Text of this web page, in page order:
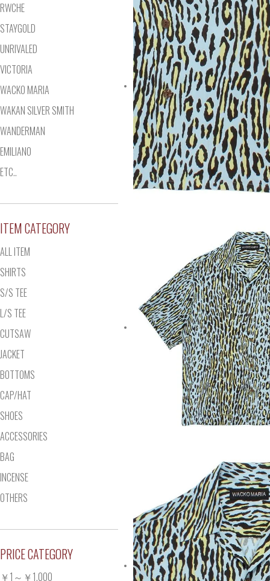
RWCHE
STAYGOLD
UNRIVALED
VICTORIA
WACKO MARIA
WAKAN SILVER SMITH
WANDERMAN
EMILIANO
ETC..
ITEM CATEGORY
ALL ITEM
SHIRTS
S/S TEE
L/S TEE
CUTSAW
JACKET
BOTTOMS
CAP/HAT
SHOES
ACCESSORIES
BAG
INCENSE
OTHERS
PRICE CATEGORY
￥1～￥1,000